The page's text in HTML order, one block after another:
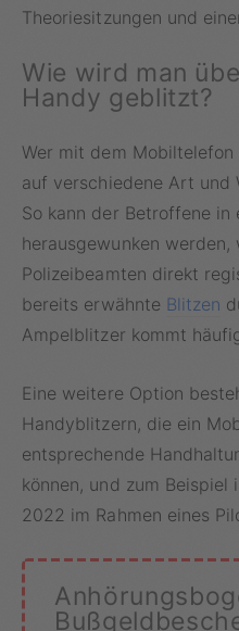
Theoriesitzungen und
Wie wird man
Handy geblitzt?
Wer mit dem
auf verschiedene Art und
So kann der Betroffene in
herausgewunken
Polizeibeamten direkt
bereits erwähnte Blitzen
Ampelblitzer kommt
Eine weitere Option
Handyblitzern, die ein
entsprechende
können, und zum Beispiel
2022 im Rahmen eines